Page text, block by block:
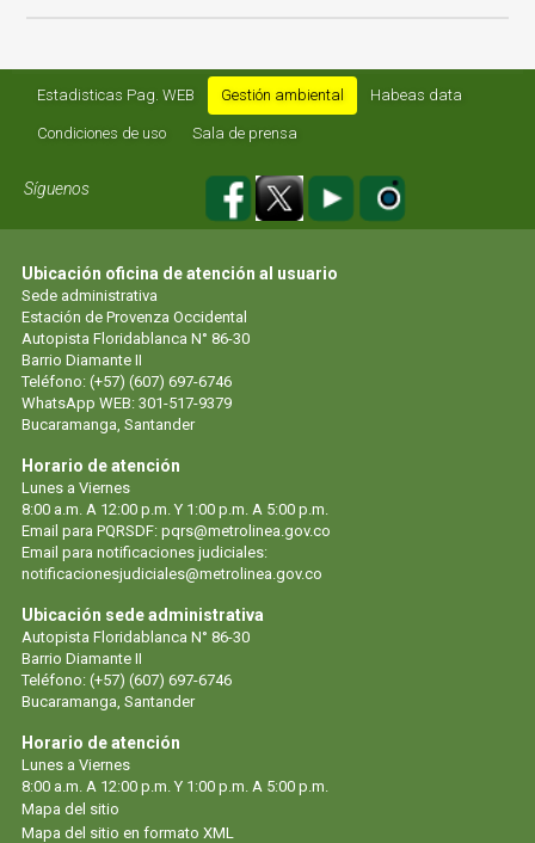
Estadisticas Pag. WEB Gestión ambiental Habeas data
Condiciones de uso Sala de prensa
Síguenos
Ubicación oficina de atención al usuario
Sede administrativa
Estación de Provenza Occidental
Autopista Floridablanca N° 86-30
Barrio Diamante II
Teléfono: (+57) (607) 697-6746
WhatsApp WEB: 301-517-9379
Bucaramanga, Santander
Horario de atención
Lunes a Viernes
8:00 a.m. A 12:00 p.m. Y 1:00 p.m. A 5:00 p.m.
Email para PQRSDF: pqrs@metrolinea.gov.co
Email para notificaciones judiciales:
notificacionesjudiciales@metrolinea.gov.co
Ubicación sede administrativa
Autopista Floridablanca N° 86-30
Barrio Diamante II
Teléfono: (+57) (607) 697-6746
Bucaramanga, Santander
Horario de atención
Lunes a Viernes
8:00 a.m. A 12:00 p.m. Y 1:00 p.m. A 5:00 p.m.
Mapa del sitio
Mapa del sitio en formato XML